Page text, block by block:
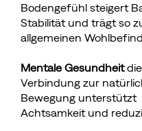
Bodengefühl steigert
Stabilität und trägt so
allgemeinen
Mentale Gesundheitdie
Verbindung zur
Bewegung unterstützt
Achtsamkeit und